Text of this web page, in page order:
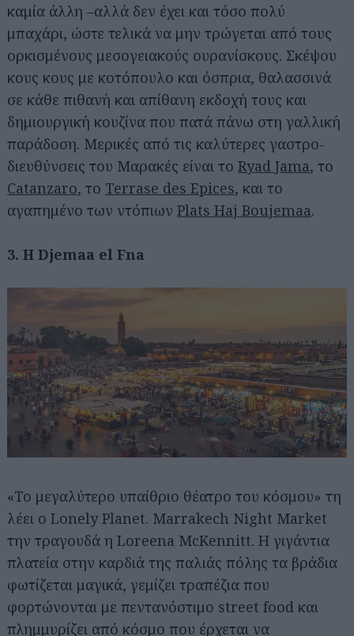
καμία άλλη –αλλά δεν έχει και τόσο πολύ
μπαχάρι, ώστε τελικά να μην τρώγεται από τους
ορκισμένους μεσογειακούς ουρανίσκους. Σκέψου
κους κους με κοτόπουλο και όσπρια, θαλασσινά
σε κάθε πιθανή και απίθανη εκδοχή τους και
δημιουργική κουζίνα που πατά πάνω στη γαλλική
παράδοση. Μερικές από τις καλύτερες γαστρο-
διευθύνσεις του Μαρακές είναι το Ryad Jama, το
Catanzaro, το Terrase des Epices, και το
αγαπημένο των ντόπιων Plats Haj Boujemaa.
3. Η Djemaa el Fna
«Το μεγαλύτερο υπαίθριο θέατρο του κόσμου» τη
λέει ο Lonely Planet. Marrakech Night Market
την τραγουδά η Loreena McKennitt. Η γιγάντια
πλατεία στην καρδιά της παλιάς πόλης τα βράδια
φωτίζεται μαγικά, γεμίζει τραπέζια που
φορτώνονται με πεντανόστιμο street food και
πλημμυρίζει από κόσμο που έρχεται να